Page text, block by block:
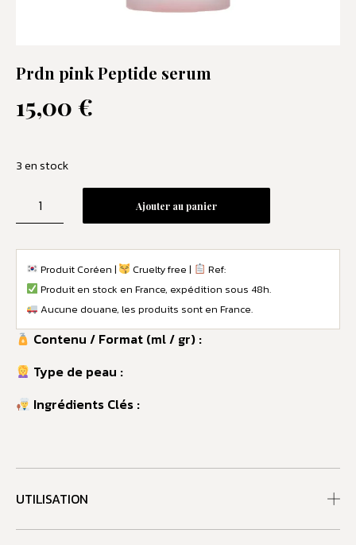
Prdn pink Peptide serum
15,00 €
3 en stock
Ajouter au panier
Produit Coréen | Cruelty free |
Ref:
Produit en stock en France, expédition sous 48h.
Aucune douane, les produits sont en France.
Contenu / Format (ml / gr) :
Type de peau :
Ingrédients Clés :
UTILISATION